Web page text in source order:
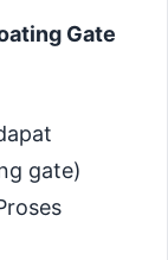
Gate
gate)